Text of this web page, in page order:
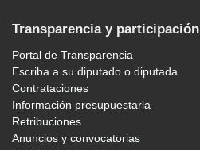
Transparencia y participación
Portal de Transparencia
Escriba a su diputado o diputada
Contrataciones
Información presupuestaria
Retribuciones
Anuncios y convocatorias